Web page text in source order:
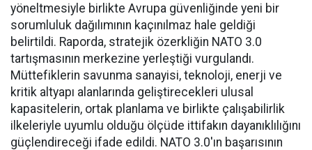
yöneltmesiyle birlikte Avrupa güvenliğinde yeni bir
sorumluluk dağılımının kaçınılmaz hale geldiği
belirtildi. Raporda, stratejik özerkliğin NATO 3.0
tartışmasının merkezine yerleştiği vurgulandı.
Müttefiklerin savunma sanayisi, teknoloji, enerji ve
kritik altyapı alanlarında geliştirecekleri ulusal
kapasitelerin, ortak planlama ve birlikte çalışabilirlik
ilkeleriyle uyumlu olduğu ölçüde ittifakın dayanıklılığını
güçlendireceği ifade edildi. NATO 3.0'ın başarısının